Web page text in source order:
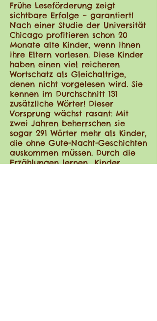
Frühe Leseförderung zeigt
sichtbare Erfolge – garantiert!
Nach einer Studie der Universität
Chicago profitieren schon 20
Monate alte Kinder, wenn ihnen
ihre Eltern vorlesen. Diese Kinder
haben einen viel reicheren
Wortschatz als Gleichaltrige,
denen nicht vorgelesen wird. Sie
kennen im Durchschnitt 131
zusätzliche Wörter! Dieser
Vorsprung wächst rasant: Mit
zwei Jahren beherrschen sie
sogar 291 Wörter mehr als Kinder,
die ohne Gute-Nacht-Geschichten
auskommen müssen. Durch die
Erzählungen lernen Kinder